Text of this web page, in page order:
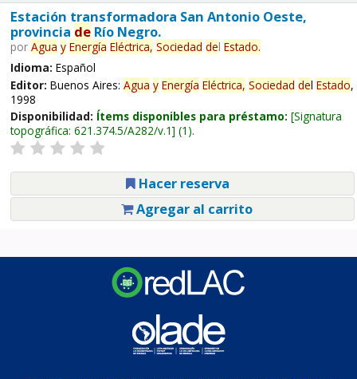
Estación transformadora San Antonio Oeste,
provincia deRío Negro.
por Agua y Energía Eléctrica, Sociedad del Estado.
Idioma: Español
Editor: Buenos Aires: Agua y Energía Eléctrica, Sociedad del Estado,
1998
Disponibilidad: Ítems disponibles para préstamo: Signatura
topográfica: 621.374.5/A282/v.1 (1).
Hacer reserva
Agregar al carrito